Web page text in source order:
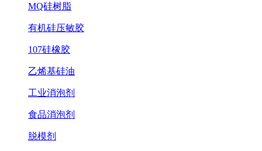
MQ硅树脂
有机硅压敏胶
107硅橡胶
乙烯基硅油
工业消泡剂
食品消泡剂
脱模剂